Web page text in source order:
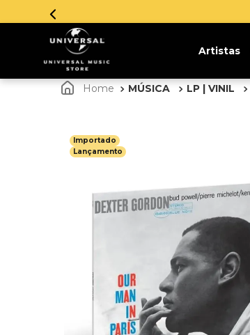
Parcelamento em até 12x sem juros. Aproveite!
Artistas
MÚSICA LP | VINIL
Importado
Lançamento